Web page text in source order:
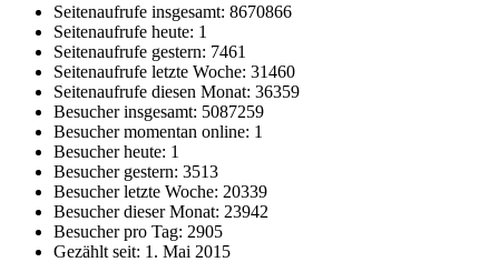
Seitenaufrufe insgesamt: 8670866
Seitenaufrufe heute: 1
Seitenaufrufe gestern: 7461
Seitenaufrufe letzte Woche: 31460
Seitenaufrufe diesen Monat: 36359
Besucher insgesamt: 5087259
Besucher momentan online: 1
Besucher heute: 1
Besucher gestern: 3513
Besucher letzte Woche: 20339
Besucher dieser Monat: 23942
Besucher pro Tag: 2905
Gezählt seit: 1. Mai 2015